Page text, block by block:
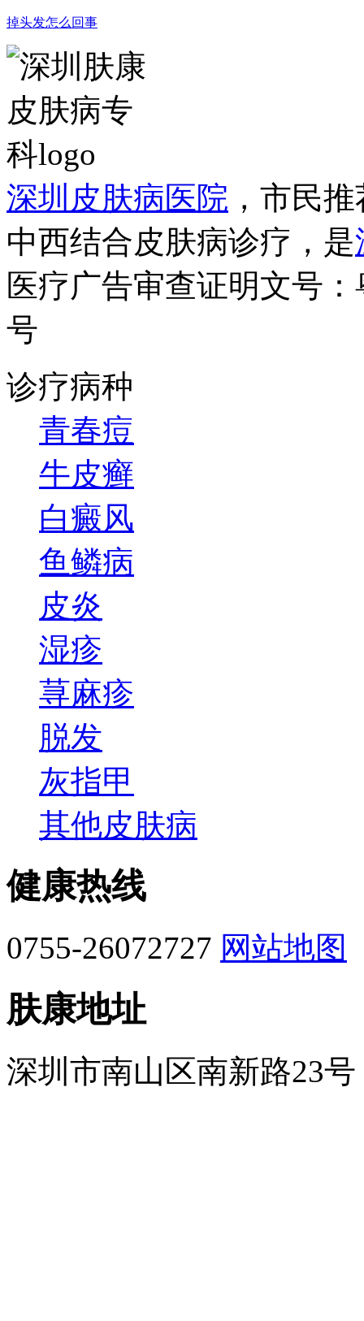
掉头发怎么回事
深圳皮肤病医院 ，市民
中西结合皮肤病诊疗，是
医疗广告审查证明文号
号
诊疗病种
青春痘
牛皮癣
白癜风
鱼鳞病
皮炎
湿疹
荨麻疹
脱发
灰指甲
其他皮肤病
健康热线
0755-26072727 网站地图
肤康地址
深圳市南山区南新路23